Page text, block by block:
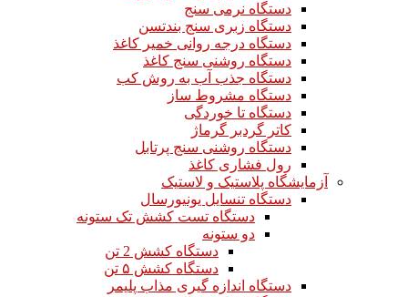
دستگاه نرمی سنج
دستگاه زبری سنج بندتسن
دستگاه درجه روانی خمیر کاغذ
دستگاه روشنی سنج کاغذ
دستگاه جذب آب به روش کب
دستگاه مشروط ساز
دستگاه تا خوردگی
کاتر گردبر گرماژ
دستگاه روشنی سنج پرتابل
رول فشاری کاغذ
آزمایشگاه پلاستیک و لاستیک
دستگاه تنسایل یونیورسال
دستگاه تست کشش تک ستونه
دو ستونه
دستگاه کشش 2 تن
دستگاه کشش ۵ تن
دستگاه اندازه گیری مذاب پلیمر